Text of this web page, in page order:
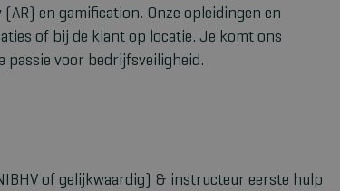
en gamification. Onze opleidingen en
of bij de klant op locatie. Je komt ons
passie voor bedrijfsveiligheid.
of gelijkwaardig) & instructeur eerste hulp